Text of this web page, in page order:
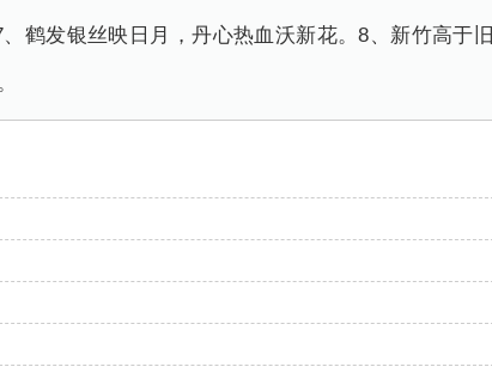
鹤发银丝映日月，丹心热血沃新花。8、新竹高于旧